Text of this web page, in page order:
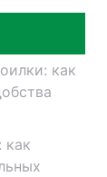
как
как